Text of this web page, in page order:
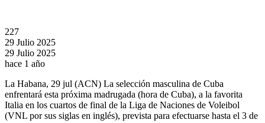
227
29 Julio 2025
29 Julio 2025
hace 1 año
La Habana, 29 jul (ACN) La selección masculina de Cuba
enfrentará esta próxima madrugada (hora de Cuba), a la favorita
Italia en los cuartos de final de la Liga de Naciones de Voleibol
(VNL por sus siglas en inglés), prevista para efectuarse hasta el 3 de